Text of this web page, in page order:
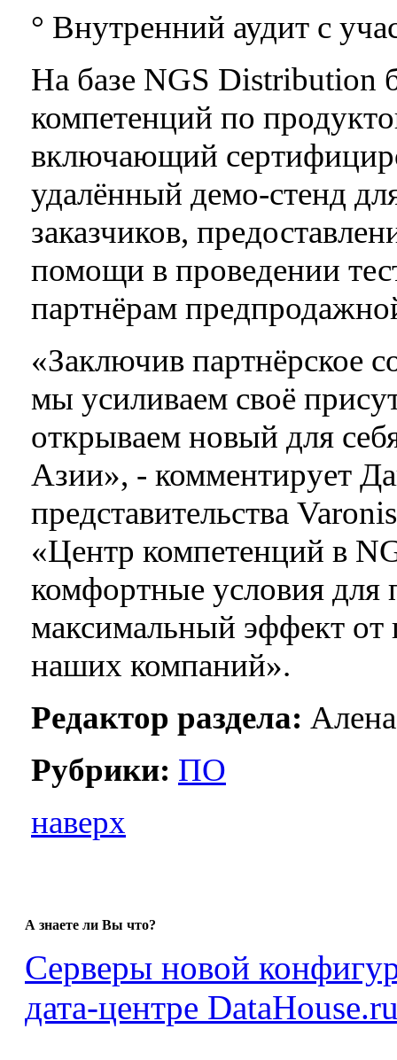
° Внутренний аудит с
На базе NGS Distribution
компетенций по
включающий
удалённый демо-стенд
заказчиков,
помощи в проведении
партнёрам
«Заключив партнёрское
мы усиливаем своё
открываем новый для
Азии», - комментирует
представительства
«Центр компетенций в
комфортные условия для
максимальный эффект от
наших компаний».
Редактор раздела:
Рубрики: ПО
наверх
А знаете ли Вы что?
Серверы новой
дата-центре